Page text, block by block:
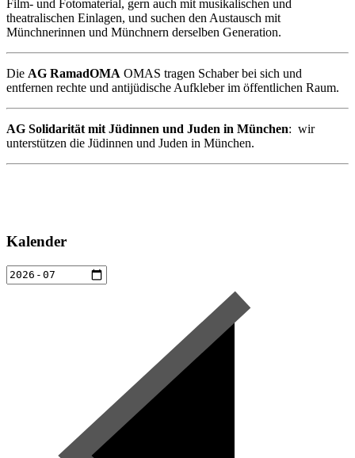
Film- und Fotomaterial, gern auch mit musikalischen und
theatralischen Einlagen, und suchen den Austausch mit
Münchnerinnen und Münchnern derselben Generation.
Die AG RamadOMA OMAS tragen Schaber bei sich und
entfernen rechte und antijüdische Aufkleber im öffentlichen Raum.
AG Solidarität mit Jüdinnen und Juden in München: wir
unterstützen die Jüdinnen und Juden in München.
Kalender